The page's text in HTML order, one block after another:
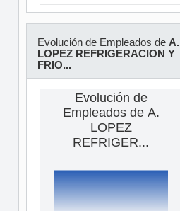
Evolución de Empleados de A.
LOPEZ REFRIGERACION Y
FRIO...
Evolución de
Empleados de A.
LOPEZ
REFRIGER...